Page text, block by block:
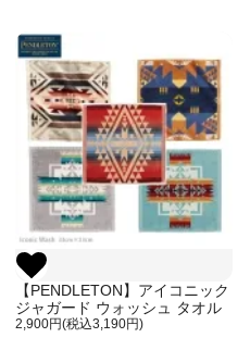
【PENDLETON】アイコニック
ジャガード ウォッシュ タオル
2,900円(税込3,190円)